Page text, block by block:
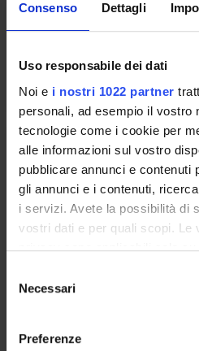
Consenso Dettagli
Uso responsabile dei dati
Noi e i nostri 1022 partner
personali, ad esempio il vostro
tecnologie come i cookie per
alle informazioni sul vostro
pubblicare annunci e contenuti
gli annunci e i contenuti,
i servizi. Avete la possibilità di
vostri dati e per quali scopi. Le
privacy sono applicabili solo
modificare o revocare il proprio
momento dalla Dichiarazione
Necessari
Preferenze
Sisto Baldo
Antonio Marigonda
Lessons timetable
APPLICATIONS OF
ANALYSIS
Credits
6
I
Academic staff
Antonio Marigonda